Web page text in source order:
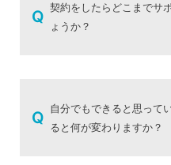
Q 契約をしたらどこまでサ
ょうか？
Q 自分でもできると思って
ると何が変わりますか？